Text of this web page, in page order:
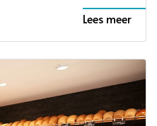
Lees meer